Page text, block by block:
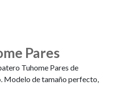
Pares
Tuhome Pares de
Modelo de tamaño perfecto,